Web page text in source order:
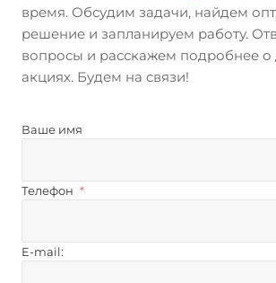
время. Обсудим задачи, найдем
решение и запланируем работу.
вопросы и расскажем подробнее
акциях. Будем на связи!
Ваше имя
Телефон *
E-mail: